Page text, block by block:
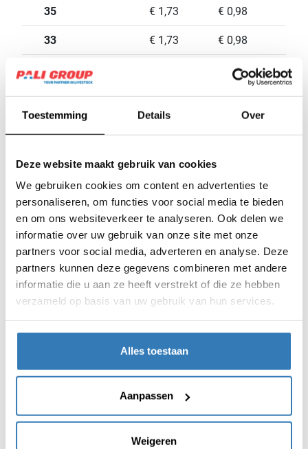
Toestemming Details Over
Deze website maakt gebruik van cookies
We gebruiken cookies om content en advertenties te
personaliseren, om functies voor social media te bieden
en om ons websiteverkeer te analyseren. Ook delen we
informatie over uw gebruik van onze site met onze
partners voor social media, adverteren en analyse. Deze
partners kunnen deze gegevens combineren met andere
informatie die u aan ze heeft verstrekt of die ze hebben
verzameld op basis van uw gebruik van hun services.
Alles toestaan
Aanpassen
Weigeren
35 € 1,73 € 0,98
33 € 1,73 € 0,98
32 € 0,98
31 € 1,73 € 0,98
28 € 1,76 € 0,98
€ 1,81 € 1,03
26 € 1,94 € 1,13
25 € 1,96 € 1,13
24 € 1,96 € 1,13
€ 1,92
20 € 1,85 € 1,08
€ 1,85